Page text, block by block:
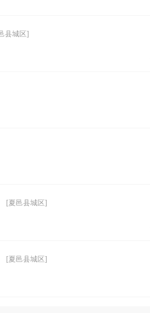
县城区]
[夏邑县城区]
[夏邑县城区]